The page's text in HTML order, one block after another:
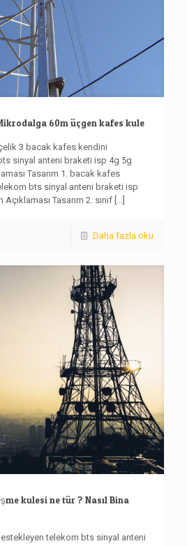
60m üçgen kafes kule
3 bacak kafes kendini
sinyal anteni braketi isp 4g 5g
Tasarım 1. bacak kafes
bts sinyal anteni braketi isp
Tasarım 2. sınıf [...]
Daha fazla oku
kulesi ne tür ? Nasıl Bina
telekom bts sinyal anteni